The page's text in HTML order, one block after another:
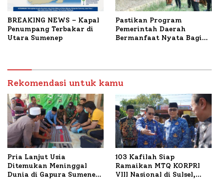
BREAKING NEWS – Kapal
Penumpang Terbakar di
Utara Sumenep
Pastikan Program
Pemerintah Daerah
Bermanfaat Nyata Bagi
Petelur di Desa Bataal
Timur
Rekomendasi untuk kamu
Pria Lanjut Usia
Ditemukan Meninggal
Dunia di Gapura Sumenep,
103 Kafilah Siap
Ramaikan MTQ KORPRI
VIII Nasional di Sulsel,